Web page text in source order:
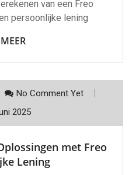
van een Freo
persoonlijke lening
No Comment Yet
2025
met Freo
Lening